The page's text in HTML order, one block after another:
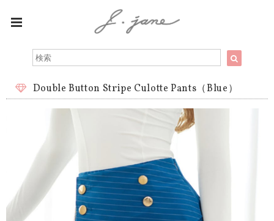
Double Button Stripe Culotte Pants（Blue）